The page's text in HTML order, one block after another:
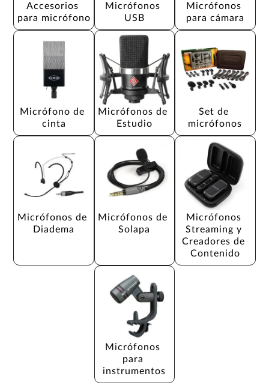
Accesorios
para micrófono
Micrófonos
USB
Micrófonos
para cámara
Micrófono de
cinta
Micrófonos de
Estudio
Set de
micrófonos
Micrófonos de
Diadema
Micrófonos de
Solapa
Micrófonos
Streaming y
Creadores de
Contenido
Micrófonos
para
instrumentos